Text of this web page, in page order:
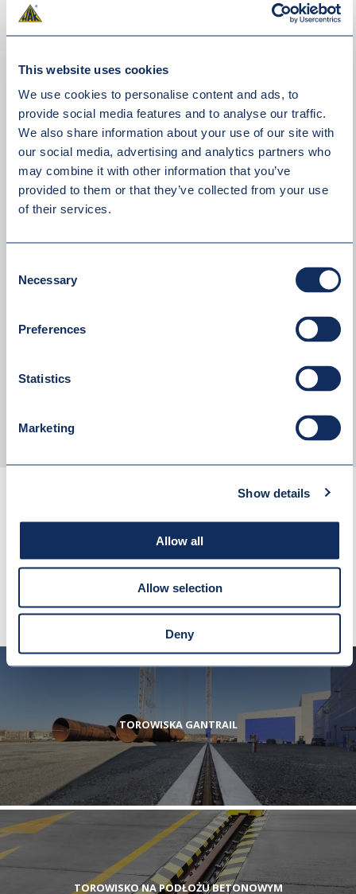
This website uses cookies
We use cookies to personalise content and ads, to
provide social media features and to analyse our traffic.
We also share information about your use of our site with
our social media, advertising and analytics partners who
may combine it with other information that you’ve
provided to them or that they’ve collected from your use
of their services.
Selection
Necessary
Preferences
Statistics
Marketing
Show details
Allow all
Allow selection
Deny
INNE REALIZACJE
TOROWISKA GANTRAIL
TOROWISKO NA PODŁOŻU BETONOWYM